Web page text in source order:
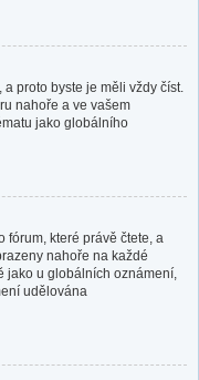
proto byste je měli vždy číst.
nahoře a ve vašem
jako globálního
fórum, které právě čtete, a
nahoře na každé
jako u globálních oznámení,
udělována